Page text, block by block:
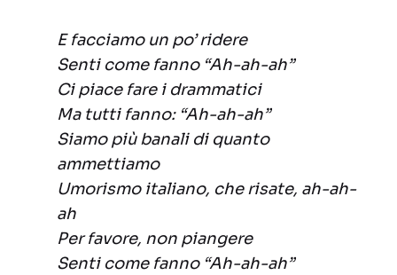
E facciamo un po’ ridere
Senti come fanno “Ah-ah-ah”
Ci piace fare i drammatici
Ma tutti fanno: “Ah-ah-ah”
Siamo più banali di quanto
ammettiamo
Umorismo italiano, che risate, ah-ah-
ah
Per favore, non piangere
Senti come fanno “Ah-ah-ah”